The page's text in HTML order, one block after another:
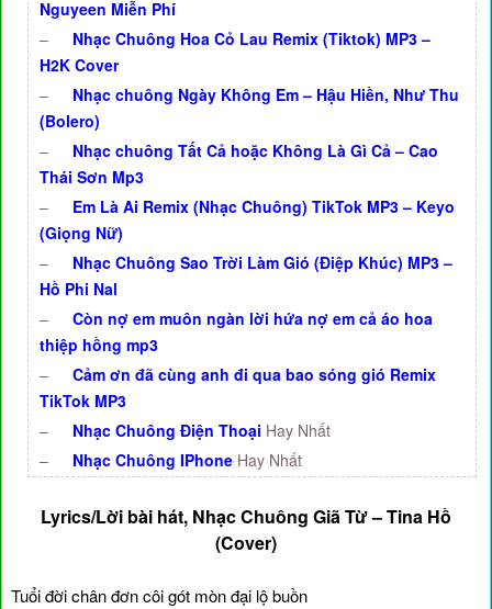
Nguyeen Miễn Phí
–
Nhạc Chuông Hoa Cỏ Lau Remix (Tiktok) MP3 –
H2K Cover
–
Nhạc chuông Ngày Không Em – Hậu Hiền, Như Thu
(Bolero)
–
Nhạc chuông Tất Cả hoặc Không Là Gì Cả – Cao
Thái Sơn Mp3
–
Em Là Ai Remix (Nhạc Chuông) TikTok MP3 – Keyo
(Giọng Nữ)
–
Nhạc Chuông Sao Trời Làm Gió (Điệp Khúc) MP3 –
Hồ Phi Nal
–
Còn nợ em muôn ngàn lời hứa nợ em cả áo hoa
thiệp hồng mp3
–
Cảm ơn đã cùng anh đi qua bao sóng gió Remix
TikTok MP3
–
Nhạc Chuông Điện Thoại Hay Nhất
–
Nhạc Chuông IPhone Hay Nhất
Lyrics/Lời bài hát, Nhạc Chuông Giã Từ – Tina Hồ
(Cover)
Tuổi đời chân đơn côi gót mòn đại lộ buồn